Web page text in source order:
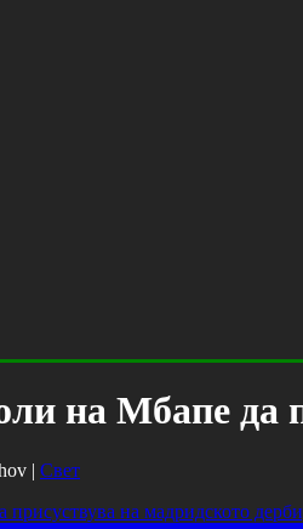
на Мбапе да
| Свет